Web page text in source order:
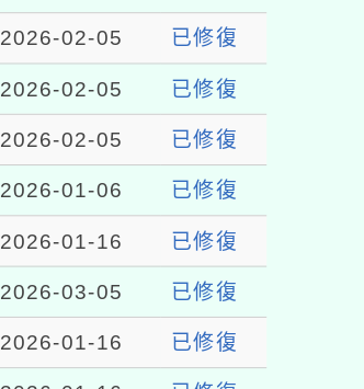
2026-02-05 已修復
2026-02-05 已修復
2026-02-05 已修復
2026-01-06 已修復
2026-01-16 已修復
2026-03-05 已修復
2026-01-16 已修復